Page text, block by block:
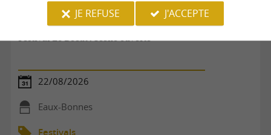
Festival Lo Becut : Scène ouverte
22/08/2026
Eaux-Bonnes
Festivals
JE REFUSE
J'ACCEPTE